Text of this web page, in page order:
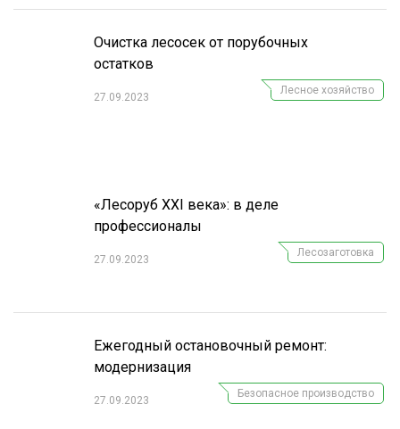
Очистка лесосек от порубочных
остатков
27.09.2023
Лесное хозяйство
«Лесоруб XXI века»: в деле
профессионалы
27.09.2023
Лесозаготовка
Ежегодный остановочный ремонт:
модернизация
27.09.2023
Безопасное производство